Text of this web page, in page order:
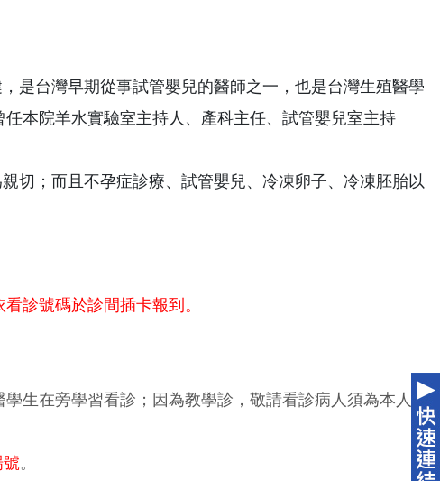
是台灣早期從事試管嬰兒的醫師之一，也是台灣生殖醫學
本院羊水實驗室主持人、產科主任、試管嬰兒室主持
切；而且不孕症診療、試管嬰兒、冷凍卵子、冷凍胚胎以
診號碼於診間插卡報到。
生在旁學習看診；因為教學診，敬請看診病人須為本人
。